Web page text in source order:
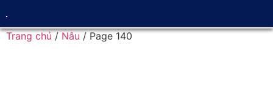
Trang chủ / Nâu / Page 140